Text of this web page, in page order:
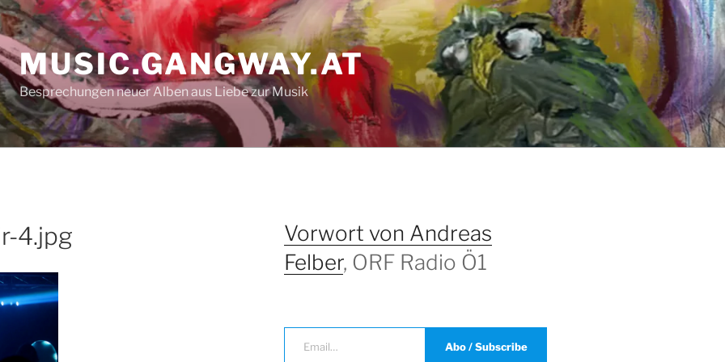
MUSIC.GANGWAY.AT
Besprechungen neuer Alben aus Liebe zur Musik
4.jpg
Vorwort von Andreas
Felber, ORF Radio Ö1
Email…
Abo / Subscribe